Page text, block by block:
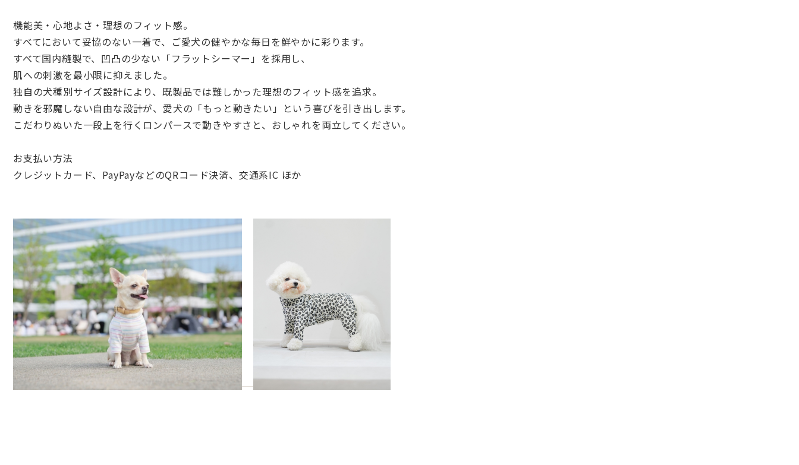
機能美・心地よさ・理想のフィット感。
すべてにおいて妥協のない一着で、ご愛犬の健やかな毎日を鮮やかに彩ります。
すべて国内縫製で、凹凸の少ない「フラットシーマー」を採用し、
肌への刺激を最小限に抑えました。
独自の犬種別サイズ設計により、既製品では難しかった理想のフィット感を追求。
動きを邪魔しない自由な設計が、愛犬の「もっと動きたい」という喜びを引き出します。
こだわりぬいた一段上を行くロンパースで動きやすさと、おしゃれを両立してください。
お支払い方法
クレジットカード、PayPayなどのQRコード決済、交通系IC ほか